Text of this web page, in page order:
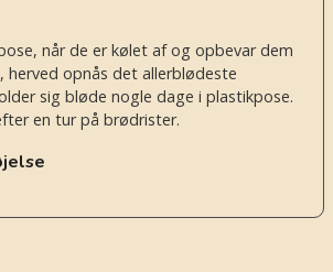
når de er kølet af og opbevar dem
herved opnås det allerblødeste
sig bløde nogle dage i plastikpose.
en tur på brødrister.